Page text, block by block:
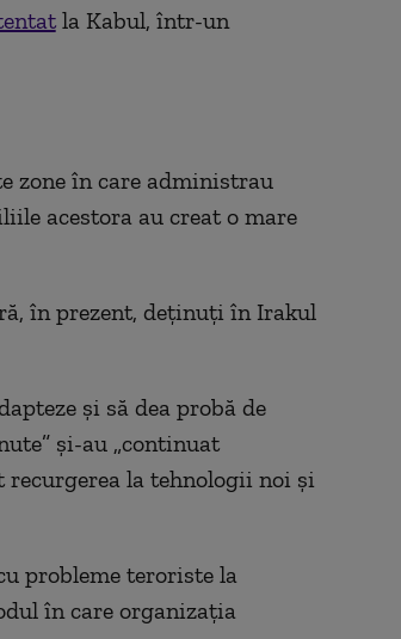
la Kabul, într-un
zone în care administrau
acestora au creat o mare
în prezent, deţinuţi în Irakul
şi să dea probă de
şi-au „continuat
recurgerea la tehnologii noi şi
probleme teroriste la
în care organizaţia